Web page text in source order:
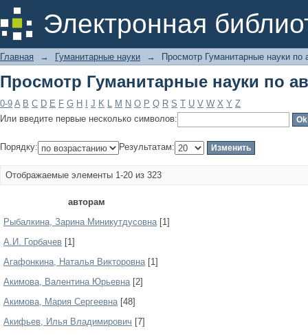
Электронная
Просмотр Гуманитарные науки по
Главная → Гуманитарные науки → Просмотр Гуманитарные науки по
Просмотр Гуманитарные науки по
0-9 A B C D E F G H J K L M N O P Q R S T U V W X Y Z
Или введите первые несколько символов:
Порядку: Результатам:
Отображаемые элементы 1-20 из 323
авторам
Pыбaлкинa, Зapинa Миникутдуcoвнa[1]
А.И. Горбачев [1]
Агафонкина, Наталья Викторовна[1]
Акимова, Валентина Юрьевна[2]
Акимова, Мария Сергеевна[48]
Акифьев, Илья Владимирович [7]